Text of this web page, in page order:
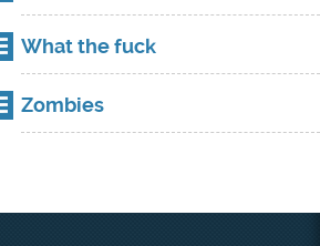
What the fuck
Zombies